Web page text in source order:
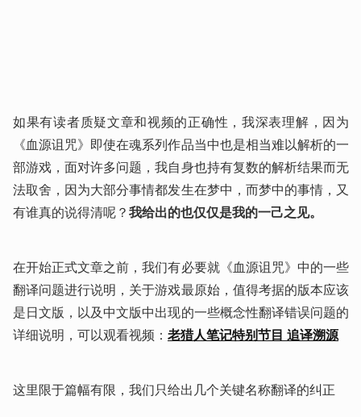
如果有读者质疑文章和视频的正确性，我深表理解，因为
《血源诅咒》即使在魂系列作品当中也是相当难以解析的一
部游戏，面对许多问题，我自身也持有复数的解析结果而无
法取舍，因为大部分事情都发生在梦中，而梦中的事情，又
有谁真的说得清呢？我给出的也仅仅是我的一己之见。
在开始正式文章之前，我们有必要就《血源诅咒》中的一些
翻译问题进行说明，关于游戏最原始，值得考据的版本应该
是日文版，以及中文版中出现的一些概念性翻译错误问题的
详细说明，可以观看视频： 老猎人笔记特别节目 追译溯源
这里限于篇幅有限，我们只给出几个关键名称翻译的纠正